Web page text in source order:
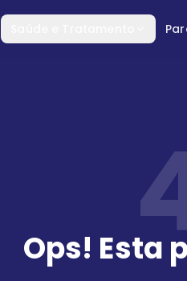
Ops! Esta